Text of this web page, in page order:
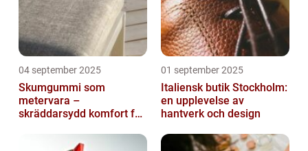
04 september 2025
Skumgummi som
metervara –
skräddarsydd komfort för
01 september 2025
Italiensk butik Stockholm:
en upplevelse av
hantverk och design